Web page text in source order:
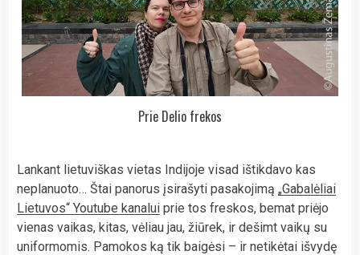
Prie Delio frekos
Lankant lietuviškas vietas Indijoje visad ištikdavo kas
neplanuoto… Štai panorus įsirašyti pasakojimą „Gabalėliai
Lietuvos“ Youtube kanalui prie tos freskos, bemat priėjo
vienas vaikas, kitas, vėliau jau, žiūrek, ir dešimt vaikų su
uniformomis. Pamokos ką tik baigėsi – ir netikėtai išvydę